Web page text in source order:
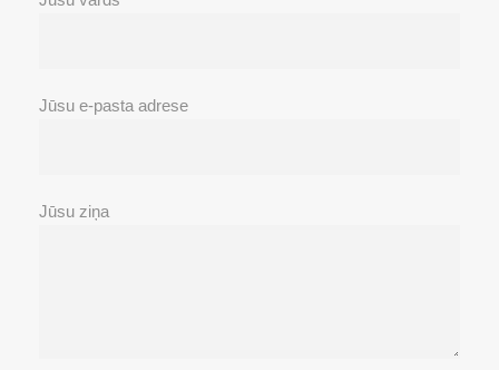
Jūsu e-pasta adrese
Jūsu ziņa